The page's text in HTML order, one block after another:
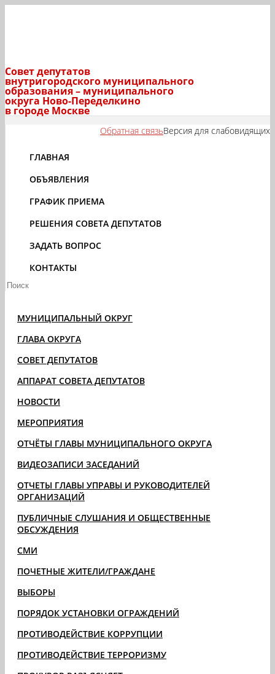
Совет депутатов
внутригородского муниципального
образования – муниципального
округа Ново-Переделкино
в городе Москве
Версия для слабовидящих
Обратная связь
ГЛАВНАЯ
ОБЪЯВЛЕНИЯ
ГРАФИК ПРИЕМА
РЕШЕНИЯ СОВЕТА ДЕПУТАТОВ
ЗАДАТЬ ВОПРОС
КОНТАКТЫ
МУНИЦИПАЛЬНЫЙ ОКРУГ
ГЛАВА ОКРУГА
СОВЕТ ДЕПУТАТОВ
АППАРАТ СОВЕТА ДЕПУТАТОВ
НОВОСТИ
МЕРОПРИЯТИЯ
ОТЧЁТЫ ГЛАВЫ МУНИЦИПАЛЬНОГО ОКРУГА
ВИДЕОЗАПИСИ ЗАСЕДАНИЙ
ОТЧЕТЫ ГЛАВЫ УПРАВЫ И РУКОВОДИТЕЛЕЙ
ОРГАНИЗАЦИЙ
ПУБЛИЧНЫЕ СЛУШАНИЯ И ОБЩЕСТВЕННЫЕ
ОБСУЖДЕНИЯ
СМИ
ПОЧЕТНЫЕ ЖИТЕЛИ/ГРАЖДАНЕ
ВЫБОРЫ
ПОРЯДОК УСТАНОВКИ ОГРАЖДЕНИЙ
ПРОТИВОДЕЙСТВИЕ КОРРУПЦИИ
ПРОТИВОДЕЙСТВИЕ ТЕРРОРИЗМУ